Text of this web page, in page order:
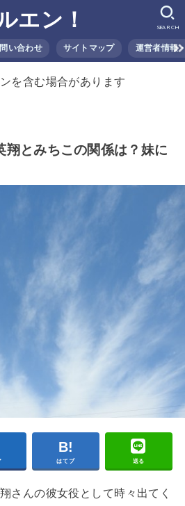
エン！
い合わせ サイトマップ 運営者情報
SEARCH
を含む場合があります
翔とみちこの関係は？妹に
はてブ 送る
さんの彼女役として時々出てく